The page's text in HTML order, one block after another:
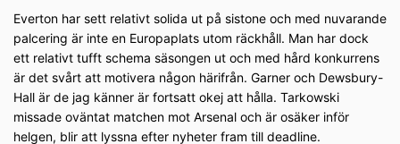
Everton har sett relativt solida ut på sistone och med nuvarande
palcering är inte en Europaplats utom räckhåll. Man har dock
ett relativt tufft schema säsongen ut och med hård konkurrens
är det svårt att motivera någon härifrån. Garner och Dewsbury-
Hall är de jag känner är fortsatt okej att hålla. Tarkowski
missade oväntat matchen mot Arsenal och är osäker inför
helgen, blir att lyssna efter nyheter fram till deadline.